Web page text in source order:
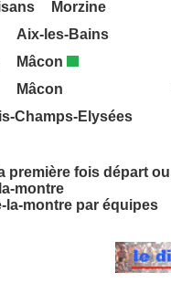
_ Morzine
Aix-les-Bains
Mâcon
Mâcon
Champs-Elysées
première fois départ
montre
la-montre par équipes